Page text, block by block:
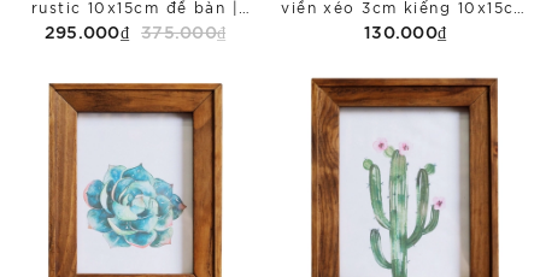
rustic 10x15cm để bàn |
Tặng kèm tranh in Romance
295.000₫ 375.000₫
viền xéo 3cm kiếng 10x15cm
để bàn
130.000₫